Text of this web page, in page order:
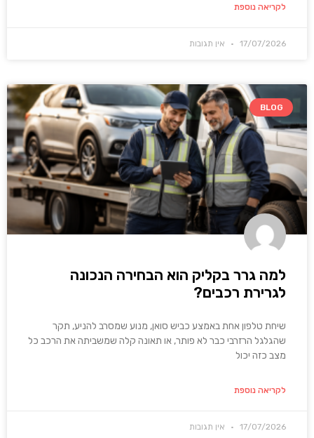
לקריאה נוספת
17/07/2026 אין תגובות
BLOG
למה גרר בקליק הוא הבחירה הנכונה
לגרירת רכבים?
שיחת טלפון אחת באמצע כביש סואן, מנוע שמסרב להניע, תקר
שהגלגל הרזרבי כבר לא פותר, או תאונה קלה שמשביתה את הרכב כל
מצב כזה יכול
לקריאה נוספת
17/07/2026 אין תגובות